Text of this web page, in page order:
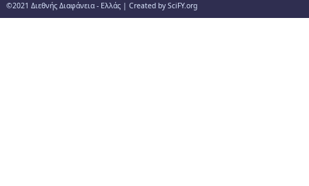
©2021 Διεθνής Διαφάνεια - Ελλάς | Created by SciFY.org